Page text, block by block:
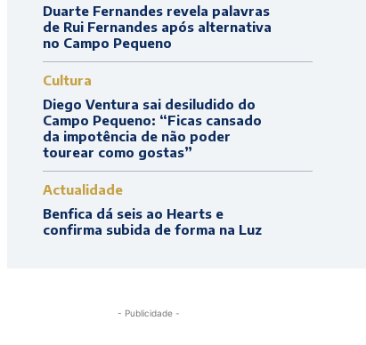
Duarte Fernandes revela palavras
de Rui Fernandes após alternativa
no Campo Pequeno
Cultura
Diego Ventura sai desiludido do
Campo Pequeno: “Ficas cansado
da impotência de não poder
tourear como gostas”
Actualidade
Benfica dá seis ao Hearts e
confirma subida de forma na Luz
- Publicidade -